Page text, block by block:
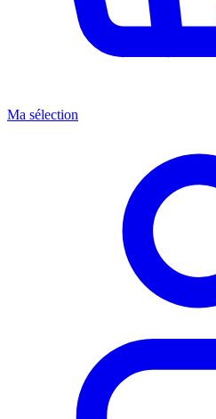
Ma sélection